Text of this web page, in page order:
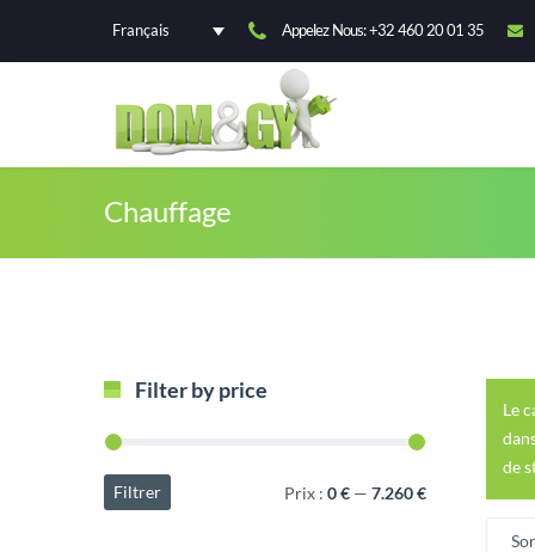
Français Appelez Nous: +32 460 20 01 35
Chauffage
Le
de
Filter by price
Filtrer Prix : 0 € — 7.260 €